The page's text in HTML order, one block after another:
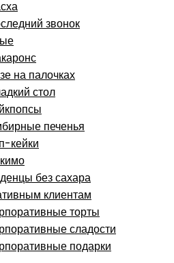
звонок
на палочках
стол
печенья
кейки
без сахара
клиентам
торты
сладости
подарки